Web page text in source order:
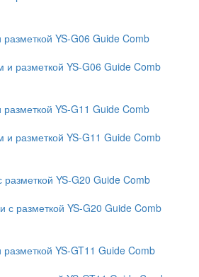
разметкой YS-G06 Guide Comb
разметкой YS-G11 Guide Comb
разметкой YS-G20 Guide Comb
разметкой YS-GT11 Guide Comb